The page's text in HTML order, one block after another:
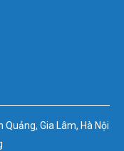
Gia Lâm, Hà Nội